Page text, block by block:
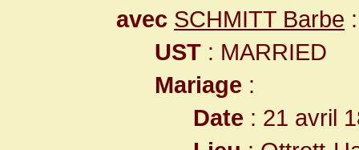
avec SCHMITT Barbe :
UST : MARRIED
Mariage :
Date : 21 avril